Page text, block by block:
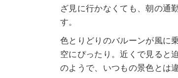
ざ見に行かなくても、朝の通
す。
色とりどりのバルーンが風に
空にぴったり。近くで見ると
のようで、いつもの景色とは